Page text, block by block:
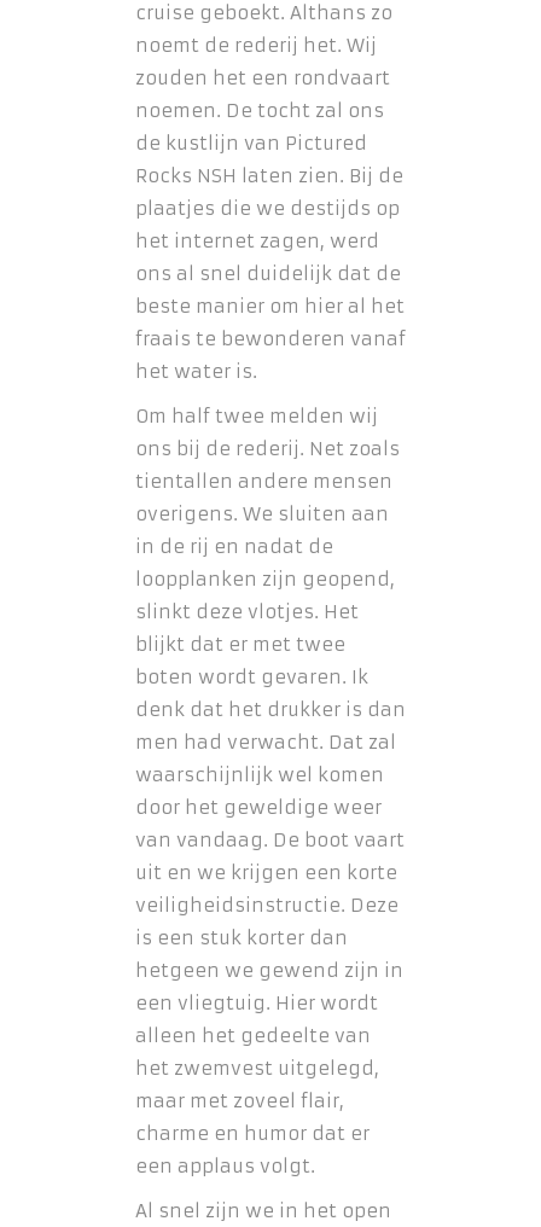
cruise geboekt. Althans zo
noemt de rederij het. Wij
zouden het een rondvaart
noemen. De tocht zal ons
de kustlijn van Pictured
Rocks NSH laten zien. Bij de
plaatjes die we destijds op
het internet zagen, werd
ons al snel duidelijk dat de
beste manier om hier al het
fraais te bewonderen vanaf
het water is.
Om half twee melden wij
ons bij de rederij. Net zoals
tientallen andere mensen
overigens. We sluiten aan
in de rij en nadat de
loopplanken zijn geopend,
slinkt deze vlotjes. Het
blijkt dat er met twee
boten wordt gevaren. Ik
denk dat het drukker is dan
men had verwacht. Dat zal
waarschijnlijk wel komen
door het geweldige weer
van vandaag. De boot vaart
uit en we krijgen een korte
veiligheidsinstructie. Deze
is een stuk korter dan
hetgeen we gewend zijn in
een vliegtuig. Hier wordt
alleen het gedeelte van
het zwemvest uitgelegd,
maar met zoveel flair,
charme en humor dat er
een applaus volgt.
Al snel zijn we in het open